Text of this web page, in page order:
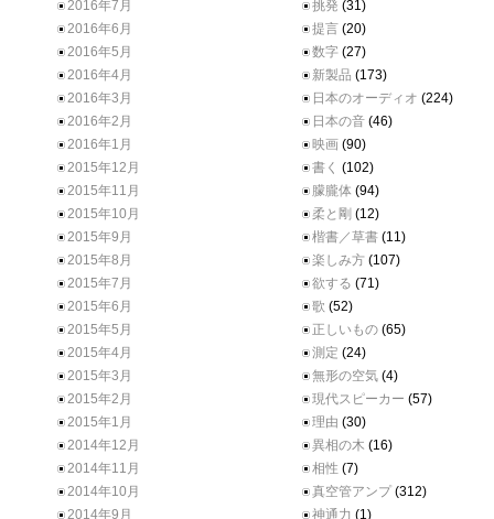
2016年7月
2016年6月
2016年5月
2016年4月
2016年3月
2016年2月
2016年1月
2015年12月
2015年11月
2015年10月
2015年9月
2015年8月
2015年7月
2015年6月
2015年5月
2015年4月
2015年3月
2015年2月
2015年1月
2014年12月
2014年11月
2014年10月
2014年9月
挑発 (31)
提言 (20)
数字 (27)
新製品 (173)
日本のオーディオ (224)
日本の音 (46)
映画 (90)
書く (102)
朦朧体 (94)
柔と剛 (12)
楷書／草書 (11)
楽しみ方 (107)
欲する (71)
歌 (52)
正しいもの (65)
測定 (24)
無形の空気 (4)
現代スピーカー (57)
理由 (30)
異相の木 (16)
相性 (7)
真空管アンプ (312)
神通力 (1)